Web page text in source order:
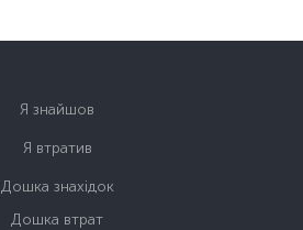
Я знайшов
Я втратив
Дошка знахідок
Дошка втрат